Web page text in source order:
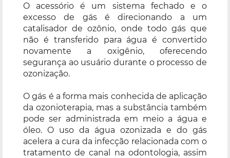
O acessório é um sistema fechado e o
excesso de gás é direcionando a um
catalisador de ozônio, onde todo gás que
não é transferido para água é convertido
novamente a oxigênio, oferecendo
segurança ao usuário durante o processo de
ozonização.
O gás é a forma mais conhecida de aplicação
da ozonioterapia, mas a substância também
pode ser administrada em meio a água e
óleo. O uso da água ozonizada e do gás
acelera a cura da infecção relacionada com o
tratamento de canal na odontologia, assim